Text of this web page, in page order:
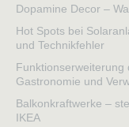
Dopamine Decor –
Hot Spots bei
und Technikfehler
Funktionserweiterung
Gastronomie und
Balkonkraftwerke –
IKEA